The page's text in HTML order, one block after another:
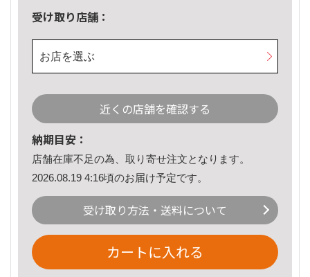
受け取り店舗：
お店を選ぶ
近くの店舗を確認する
納期目安：
店舗在庫不足の為、取り寄せ注文となります。
2026.08.19 4:16頃のお届け予定です。
受け取り方法・送料について
カートに入れる